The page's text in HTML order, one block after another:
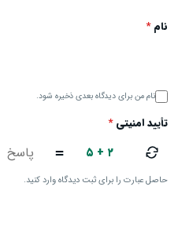
نام*
نام من برای دیدگاه بعدی ذخیره شود.
تأیید امنیتی*
۵ + ۲ =
حاصل عبارت را برای ثبت دیدگاه وارد کنید.